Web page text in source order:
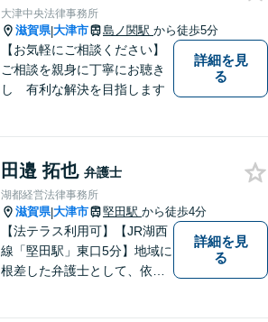
大津中央法律事務所
滋賀県|大津市 島ノ関駅 から徒歩5分
【お気軽にご相談ください】
ご相談を親身に丁寧にお聴き
し 有利な解決を目指します
詳細を見
る
田邉 拓也 弁護士
湖都経営法律事務所
滋賀県|大津市 堅田駅 から徒歩4分
【法テラス利用可】【JR湖西
線「堅田駅」東口5分】地域に
根差した弁護士として、依頼
詳細を見
る